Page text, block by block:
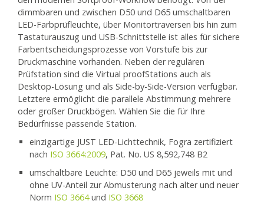
dimmbaren und zwischen D50 und D65 umschaltbaren
LED-Farbprüfleuchte, über Monitortraversen bis hin zum
Tastaturauszug und USB-Schnittstelle ist alles für sichere
Farbentscheidungsprozesse von Vorstufe bis zur
Druckmaschine vorhanden. Neben der regulären
Prüfstation sind die Virtual proofStations auch als
Desktop-Lösung und als Side-by-Side-Version verfügbar.
Letztere ermöglicht die parallele Abstimmung mehrere
oder großer Druckbögen. Wählen Sie die für Ihre
Bedürfnisse passende Station.
einzigartige JUST LED-Lichttechnik, Fogra zertifiziert
nach ISO 3664:2009, Pat. No. US 8,592,748 B2
umschaltbare Leuchte: D50 und D65 jeweils mit und
ohne UV-Anteil zur Abmusterung nach alter und neuer
Norm ISO 3664und ISO 3668